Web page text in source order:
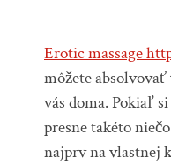
Erotic massage
môžete absolvovať
vás doma. Pokiaľ
presne takéto
najprv na vlastnej